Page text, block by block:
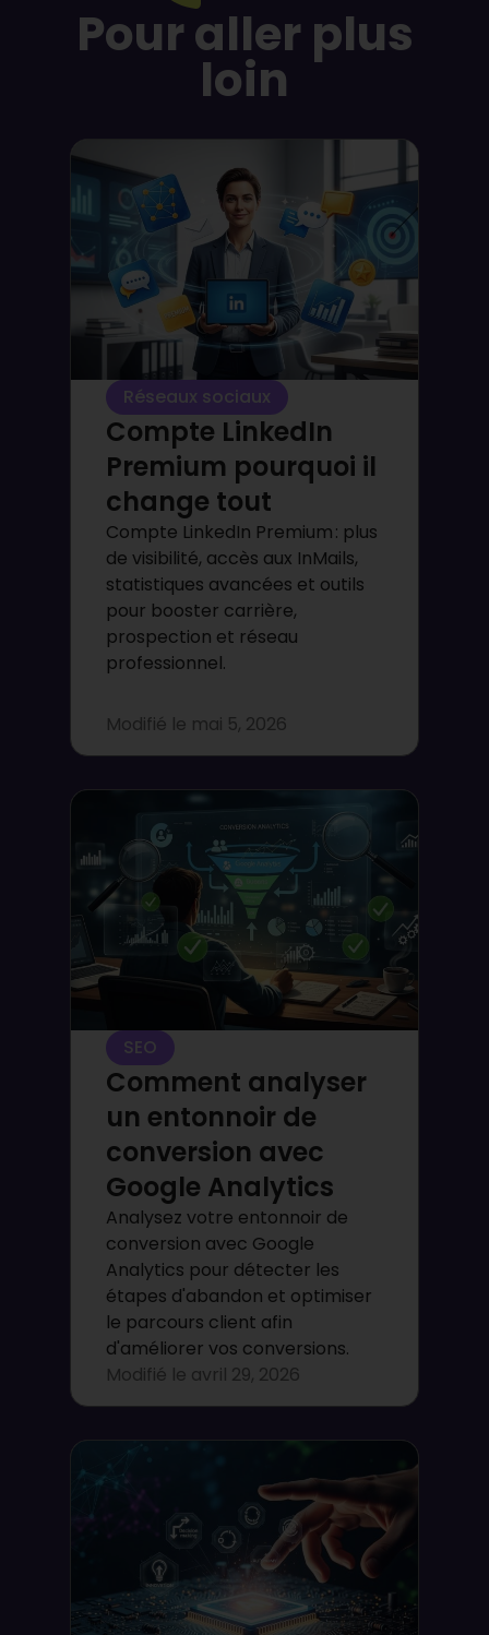
Pour aller plus
loin
Réseaux sociaux
Compte LinkedIn
Premium pourquoi il
change tout
Compte LinkedIn Premium : plus
de visibilité, accès aux InMails,
statistiques avancées et outils
pour booster carrière,
prospection et réseau
professionnel.
Modifié le mai 5, 2026
SEO
Comment analyser
un entonnoir de
conversion avec
Google Analytics
Analysez votre entonnoir de
conversion avec Google
Analytics pour détecter les
étapes d'abandon et optimiser
le parcours client afin
d'améliorer vos conversions.
Modifié le avril 29, 2026